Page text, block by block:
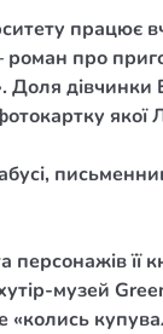
про
Доля
якої
персонажів її
музей
«колись